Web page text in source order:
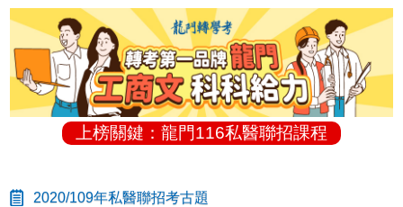
上榜關鍵：龍門116私醫聯招課程
2020/109年私醫聯招考古題